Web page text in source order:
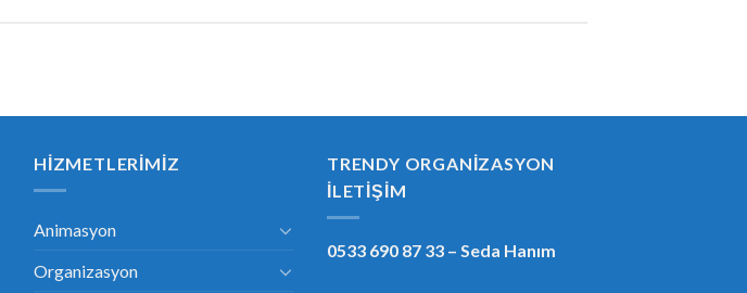
HIZMETLERIMIZ
Animasyon
Organizasyon
TRENDY ORGANIZASYON
İLETIŞIM
0533 690 87 33 – Seda Hanım